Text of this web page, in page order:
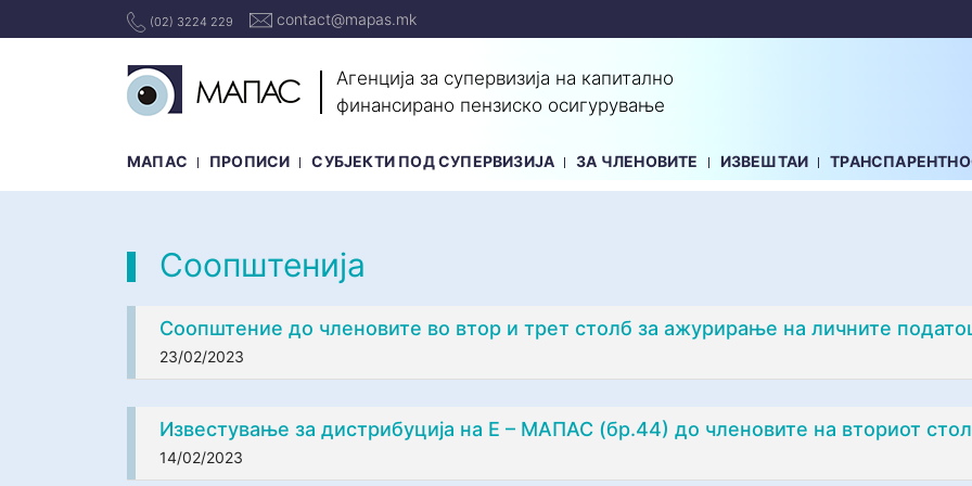
(02) 3224 229 contact@mapas.mk
Агенција за супервизија на капитално
финансирано пензиско осигурување
МАПАС ПРОПИСИ СУБЈЕКТИ ПОД СУПЕРВИЗИЈА ЗА ЧЛЕНОВИТЕ ИЗВЕШТАИ
Соопштенија
Соопштение до членовите во втор и трет столб за ажурирање на личните
23/02/2023
Известување за дистрибуција на Е – МАПАС (бр.44) до членовите на вториот
14/02/2023